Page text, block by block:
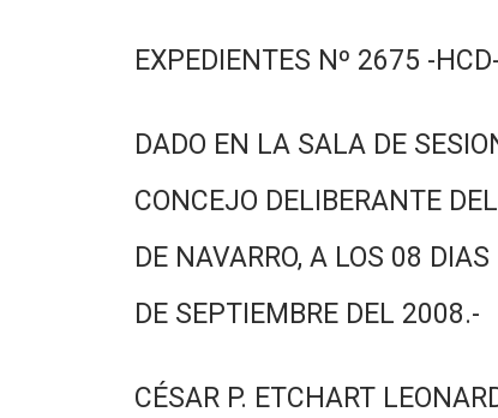
EXPEDIENTES Nº 2675 -
DADO EN LA SALA DE
CONCEJO DELIBERANTE
DE NAVARRO, A LOS 08
DE SEPTIEMBRE DEL 2008.-
CÉSAR P. ETCHART